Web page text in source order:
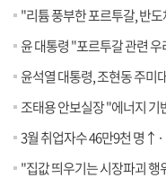
"리튬 풍부한 포르투갈, 반
윤 대통령 "포르투갈 관련
윤석열 대통령, 조현동 주미
조태용 안보실장 "에너지 기
3월 취업자수 46만9천 명↑···
"집값 띄우기는 시장파괴 행